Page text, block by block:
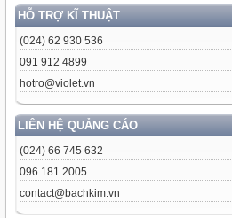
HỖ TRỢ KĨ THUẬT
(024) 62 930 536
091 912 4899
hotro@violet.vn
LIÊN HỆ QUẢNG CÁO
(024) 66 745 632
096 181 2005
contact@bachkim.vn